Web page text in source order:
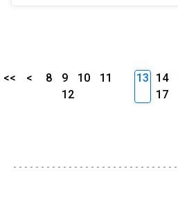
<< < 8 9 10
11
12
13 14
17